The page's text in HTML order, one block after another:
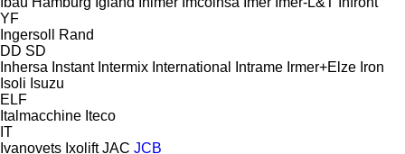
YF
Ingersoll Rand
DD SD
Inhersa Instant Intermix International Intrame Irmer+Elze Iron
Isoli Isuzu
ELF
Italmacchine Iteco
IT
Ivanovets Ixolift JAC JCB